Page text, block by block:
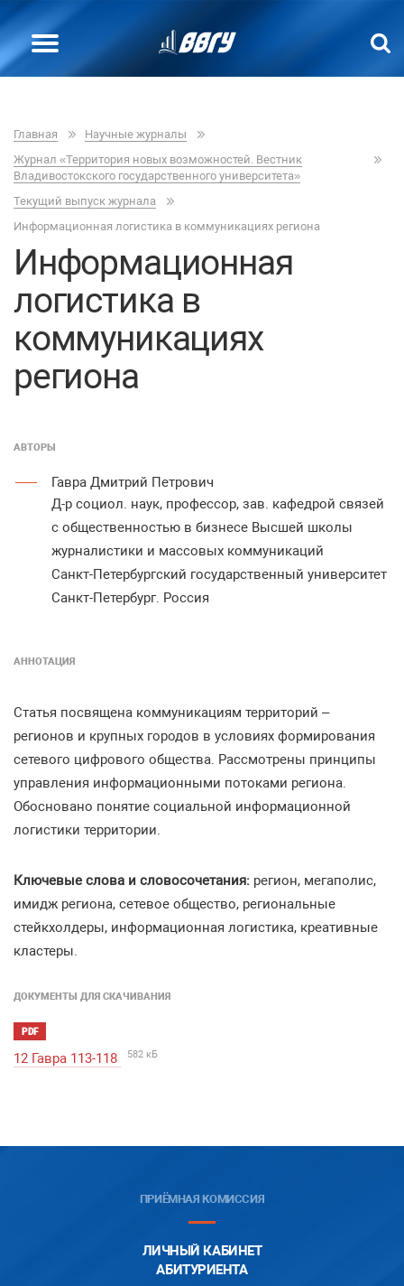
Главная
Научные журналы
Журнал «Территория новых возможностей. Вестник
Владивостокского государственного университета»
Текущий выпуск журнала
Информационная логистика в коммуникациях региона
Информационная
логистика в
коммуникациях
региона
АВТОРЫ
Гавра Дмитрий Петрович
Д-р социол. наук, профессор, зав. кафедрой связей
с общественностью в бизнесе Высшей школы
журналистики и массовых коммуникаций
Санкт-Петербургский государственный университет
Санкт-Петербург. Россия
АННОТАЦИЯ
Статья посвящена коммуникациям территорий –
регионов и крупных городов в условиях формирования
сетевого цифрового общества. Рассмотрены принципы
управления информационными потоками региона.
Обосновано понятие социальной информационной
логистики территории.
Ключевые слова и словосочетания: регион, мегаполис,
имидж региона, cетевое общество, региональные
стейкхолдеры, информационная логистика, креативные
кластеры.
ДОКУМЕНТЫ ДЛЯ СКАЧИВАНИЯ
PDF
12 Гавра 113-118 582 кБ
ПРИЁМНАЯ КОМИССИЯ
ЛИЧНЫЙ КАБИНЕТ
АБИТУРИЕНТА